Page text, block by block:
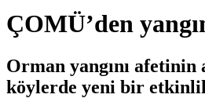
ÇOMÜ’den
Orman yangını
köylerde yeni bir